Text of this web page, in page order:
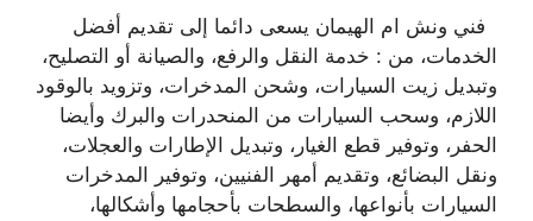
فني ونش ام الهيمان يسعى دائما إلى تقديم أفضل
الخدمات، من : خدمة النقل والرفع، والصيانة أو التصليح،
وتبديل زيت السيارات، وشحن المدخرات، وتزويد بالوقود
اللازم، وسحب السيارات من المنحدرات والبرك وأيضا
الحفر، وتوفير قطع الغيار، وتبديل الإطارات والعجلات،
ونقل البضائع، وتقديم أمهر الفنيين، وتوفير المدخرات
السيارات بأنواعها، والسطحات بأحجامها وأشكالها،